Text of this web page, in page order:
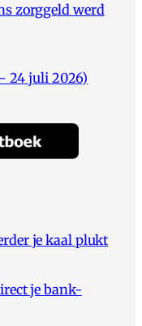
zorggeld werd
24 juli 2026)
je kaal plukt
je bank-